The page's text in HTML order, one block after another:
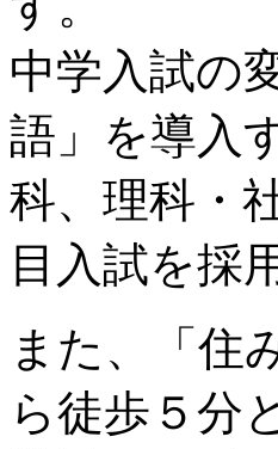
中学入試の
語」を導入
科、理科・
目入試を採
また、「住
ら徒歩５分